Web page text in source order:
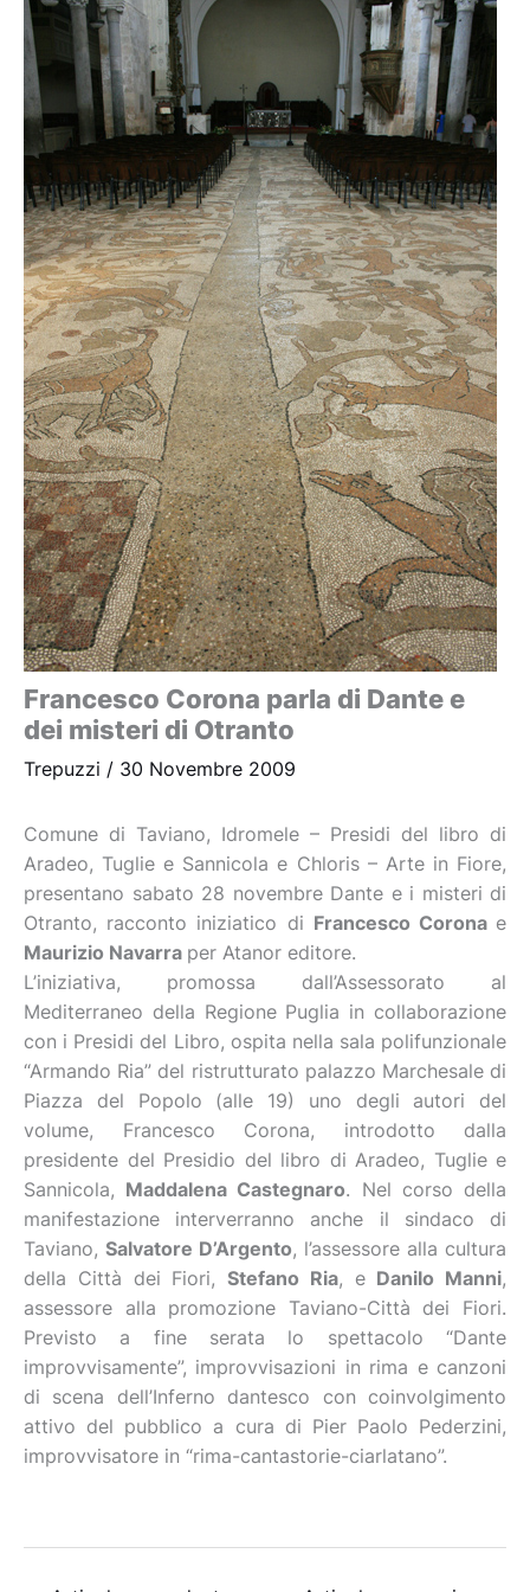
Francesco Corona parla di Dante e
dei misteri di Otranto
Trepuzzi / 30 Novembre 2009
Comune di Taviano, Idromele – Presidi del libro di
Aradeo, Tuglie e Sannicola e Chloris – Arte in Fiore,
presentano sabato 28 novembre Dante e i misteri di
Otranto, racconto iniziatico di Francesco Corona e
Maurizio Navarra per Atanor editore.
L’iniziativa, promossa dall’Assessorato al
Mediterraneo della Regione Puglia in collaborazione
con i Presidi del Libro, ospita nella sala polifunzionale
“Armando Ria” del ristrutturato palazzo Marchesale di
Piazza del Popolo (alle 19) uno degli autori del
volume, Francesco Corona, introdotto dalla
presidente del Presidio del libro di Aradeo, Tuglie e
Sannicola, Maddalena Castegnaro. Nel corso della
manifestazione interverranno anche il sindaco di
Taviano, Salvatore D’Argento, l’assessore alla cultura
della Città dei Fiori, Stefano Ria, e Danilo Manni,
assessore alla promozione Taviano-Città dei Fiori.
Previsto a fine serata lo spettacolo “Dante
improvvisamente”, improvvisazioni in rima e canzoni
di scena dell’Inferno dantesco con coinvolgimento
attivo del pubblico a cura di Pier Paolo Pederzini,
improvvisatore in “rima-cantastorie-ciarlatano”.